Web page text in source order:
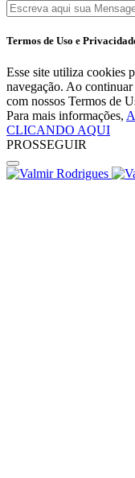
Termos de Uso e
Esse site utiliza cookies
navegação. Ao
com nossos Termos de
Para mais informações,
CLICANDO AQUI
PROSSEGUIR